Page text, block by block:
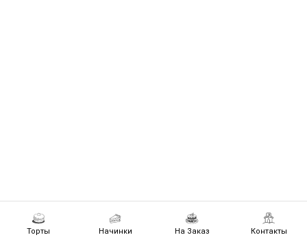
Торты Начинки На Заказ Контакты